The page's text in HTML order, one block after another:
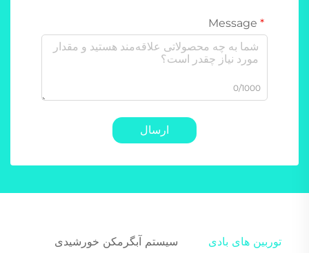
0/1000
ارسال
توربین های بادی سیستم آبگرمکن خورشیدی